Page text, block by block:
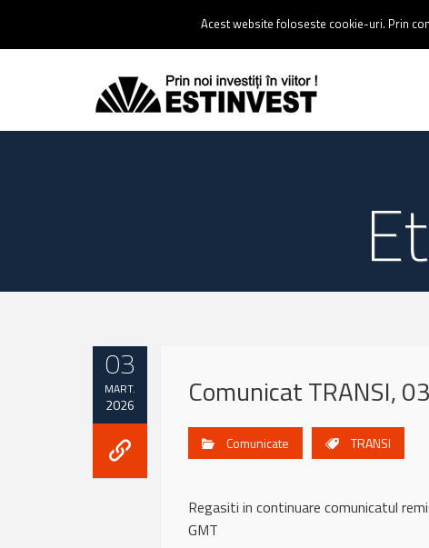
0237 238 900 |Email :contact@estinvest.ro
03
MART.
2026 Comunicat TRANSI,
Comunicate TRANSI
Regasiti in continuare comunicatul
GMT
Acest website foloseste cookie-uri. Prin